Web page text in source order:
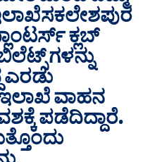
ಕ್ಲಬ್
ಗಳನ್ನು
ಎರಡು
ಇಲಾಖೆ ವಾಹನ
ಪಡೆದಿದ್ದಾರೆ.